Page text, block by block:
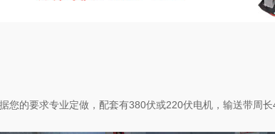
的要求专业定做，配套有380伏或220伏电机，输送带周